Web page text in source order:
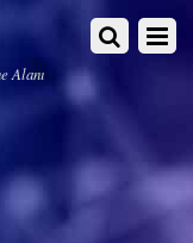
Alanı